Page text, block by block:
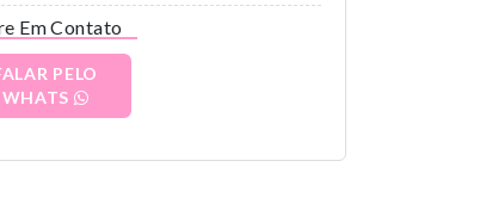
Em Contato
PELO
WHATS